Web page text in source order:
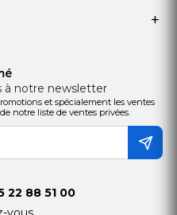
à notre newsletter
et spécialement les ventes
notre liste de ventes privées.
22 88 51 00